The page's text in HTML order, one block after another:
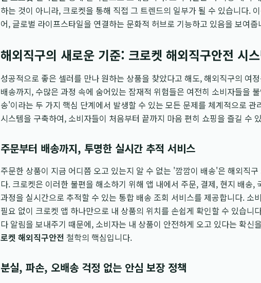
하는 것이 아니라, 크로켓을 통해 직접 그 트렌드의 일부가 될 수 있습니다.
어, 글로벌 라이프스타일을 연결하는 문화적 허브로 기능하고 있음을 보여줍
해외직구의 새로운 기준: 크로켓 해외직구안전 시
성공적으로 좋은 셀러를 만나 원하는 상품을 찾았다고 해도, 해외직구의 여
배송까지, 수많은 과정 속에 숨어있는 잠재적 위험들은 여전히 소비자들을
송'이라는 두 가지 핵심 단계에서 발생할 수 있는 모든 문제를 체계적으로 관
시스템을 구축하여, 소비자들이 처음부터 끝까지 마음 편히 쇼핑을 즐길 수
주문부터 배송까지, 투명한 실시간 추적 서비스
주문한 상품이 지금 어디쯤 오고 있는지 알 수 없는 '깜깜이 배송'은 해외직
다. 크로켓은 이러한 불편을 해소하기 위해 앱 내에서 주문, 결제, 현지 배송,
과정을 실시간으로 추적할 수 있는 통합 배송 조회 서비스를 제공합니다. 소
필요 없이 크로켓 앱 하나만으로 내 상품의 위치를 손쉽게 확인할 수 있습니
다 알림을 보내주기 때문에, 소비자는 내 상품이 안전하게 오고 있다는 확신
로켓 해외직구안전 철학의 핵심입니다.
분실, 파손, 오배송 걱정 없는 안심 보장 정책